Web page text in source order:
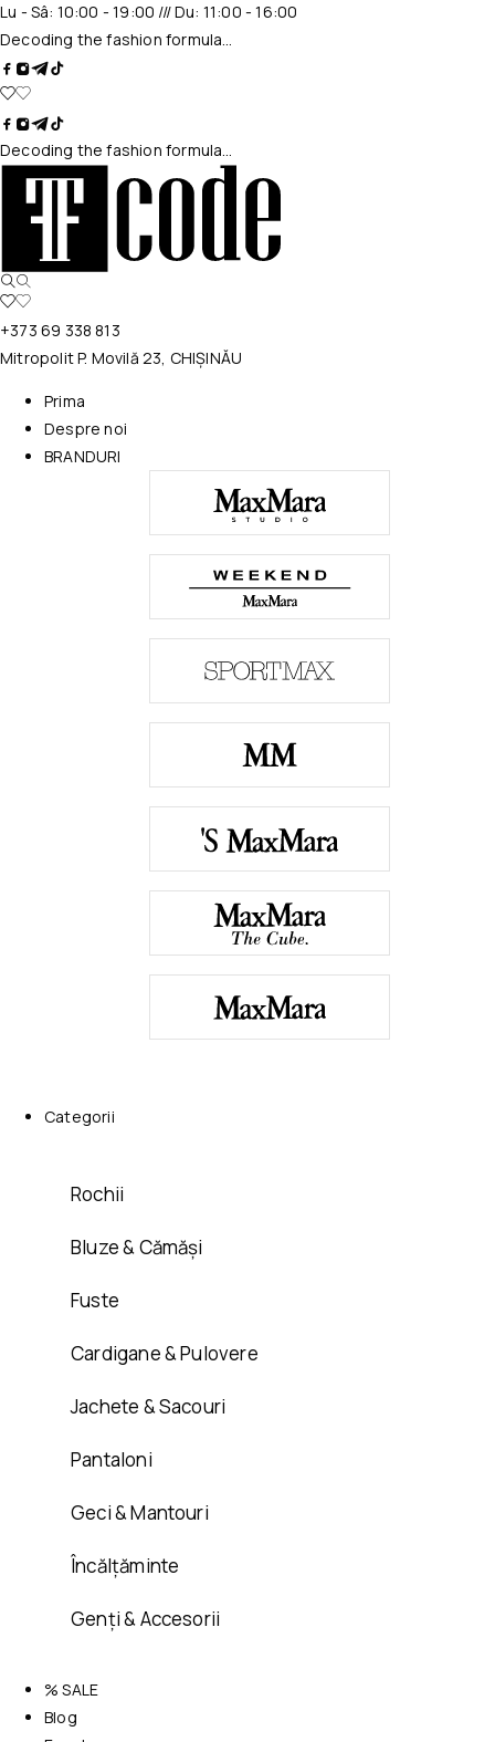
Lu - Sâ: 10:00 - 19:00 /// Du: 11:00 - 16:00
Decoding the fashion formula…
Decoding the fashion formula…
+373 69 338 813
Mitropolit P. Movilă 23, CHIȘINĂU
Prima
Despre noi
BRANDURI
Categorii
Rochii
Bluze & Cămăși
Fuste
Cardigane & Pulovere
Jachete & Sacouri
Pantaloni
Geci & Mantouri
Încălțăminte
Genți & Accesorii
% SALE
Blog